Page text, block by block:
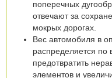
поперечных
отвечают за
мокрых дорогах.
Вес автомобиля в
распределяется по
предотвратить
элементов и